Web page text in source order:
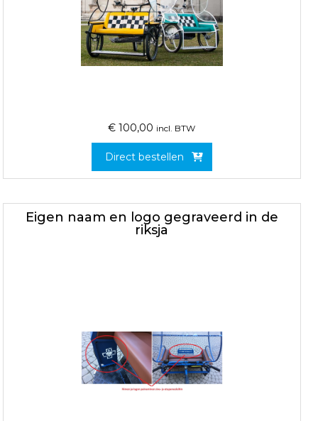
€ 100,00 incl. BTW
Direct bestellen
Eigen naam en logo gegraveerd in de
riksja